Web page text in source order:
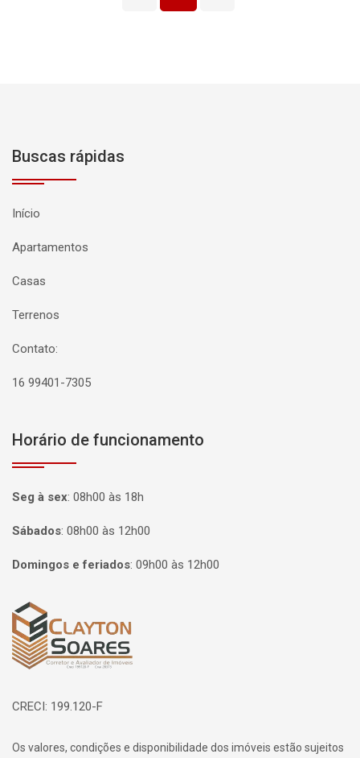
Buscas rápidas
Início
Apartamentos
Casas
Terrenos
Contato:
16 99401-7305
Horário de funcionamento
Seg à sex: 08h00 às 18h
Sábados: 08h00 às 12h00
Domingos e feriados: 09h00 às 12h00
Página inicial
CRECI: 199.120-F
Os valores, condições e disponibilidade dos imóveis estão sujeitos